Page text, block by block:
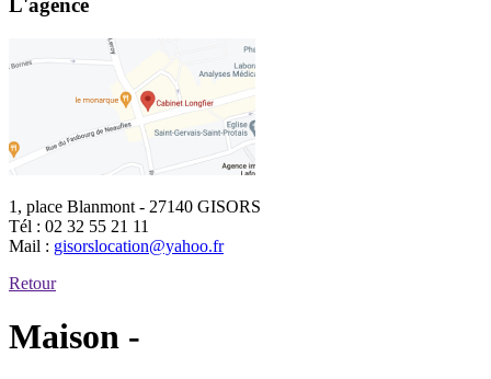
L'agence
1, place Blanmont - 27140 GISORS
Tél : 02 32 55 21 11
Mail : gisorslocation@yahoo.fr
Retour
Maison -